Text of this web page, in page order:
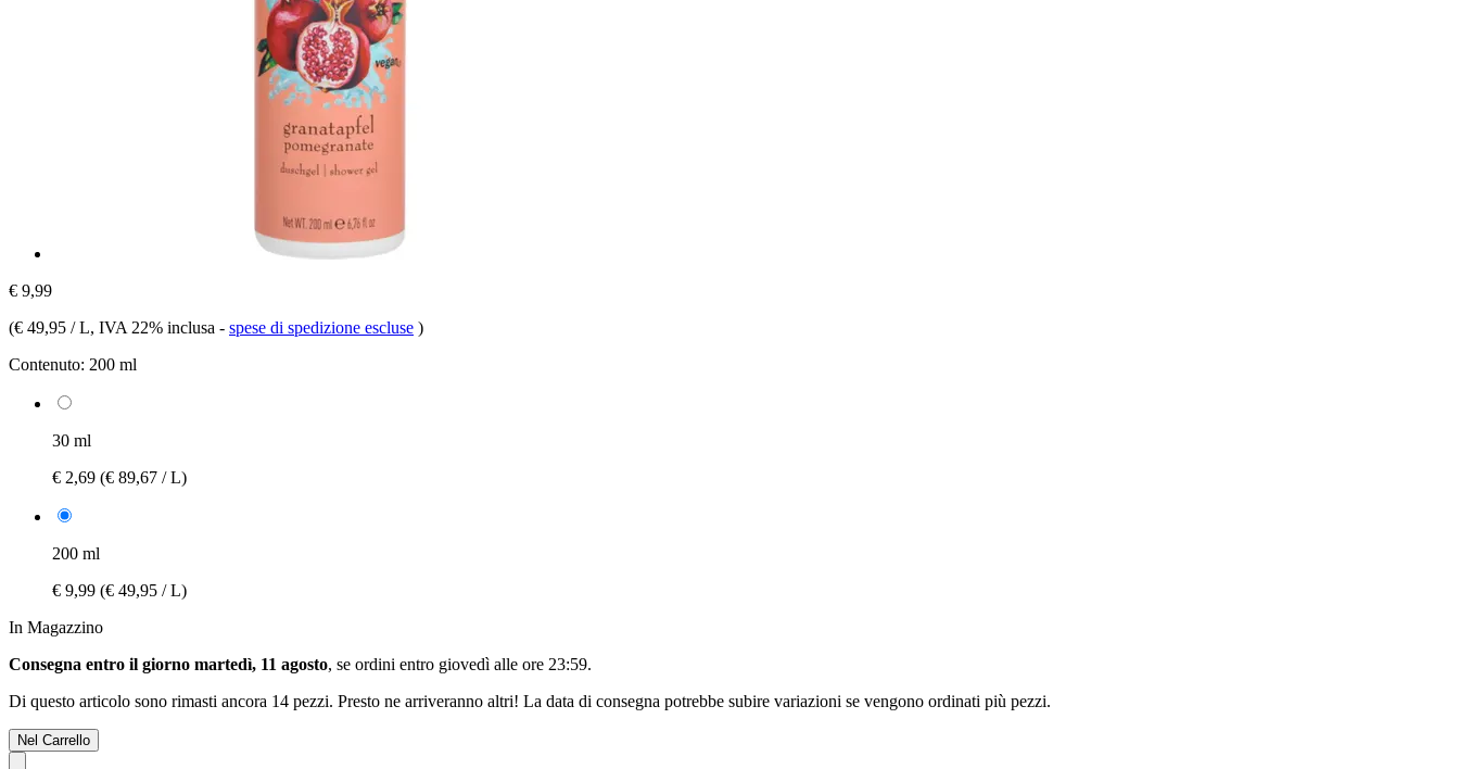
€ 9,99
(€ 49,95 / L, IVA 22% inclusa - spese di spedizione escluse )
Contenuto: 200 ml
30 ml
€ 2,69 (€ 89,67 / L)
200 ml
€ 9,99 (€ 49,95 / L)
In Magazzino
Consegna entro il giorno martedì, 11 agosto, se ordini entro giovedì alle ore 23:59.
Di questo articolo sono rimasti ancora 14 pezzi. Presto ne arriveranno altri! La data di consegna potrebbe subire variazioni se vengono ordinati più pezzi.
Nel Carrello